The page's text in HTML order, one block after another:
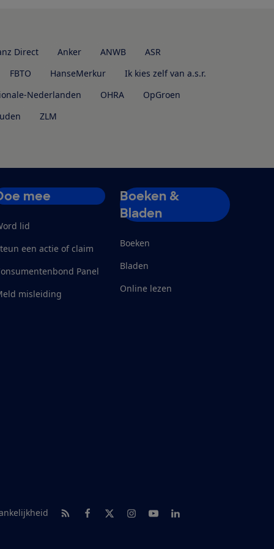
Direct Anker ANWB
ASR
FBTO
HanseMerkur
Ik kies zelf van a.s.r.
Nederlanden
OHRA
OpGroen
ZLM
mee
lid
een actie of claim
Panel
misleiding
Boeken &
Bladen
Boeken
Bladen
Online lezen
RSS-feed nieuws
Facebook
TwitterInstagram
YoutubeLinkedIn